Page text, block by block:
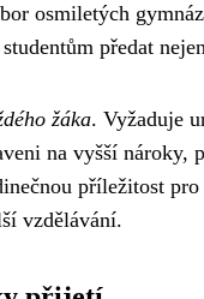
osmiletých
předat
žáka. Vyžaduje
na vyšší nároky,
příležitost
vzdělávání.